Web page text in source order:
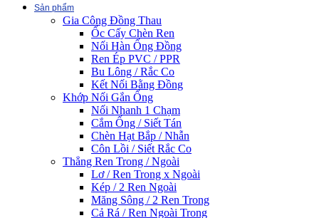
Sản phẩm
Gia Công Đồng Thau
Ốc Cấy Chèn Ren
Nối Hàn Ống Đồng
Ren Ép PVC / PPR
Bu Lông / Rắc Co
Kết Nối Bằng Đồng
Khớp Nối Gắn Ống
Nối Nhanh 1 Chạm
Cắm Ống / Siết Tán
Chèn Hạt Bắp / Nhẫn
Côn Lồi / Siết Rắc Co
Thẳng Ren Trong / Ngoài
Lơ / Ren Trong x Ngoài
Kép / 2 Ren Ngoài
Măng Sông / 2 Ren Trong
Cả Rá / Ren Ngoài Trong